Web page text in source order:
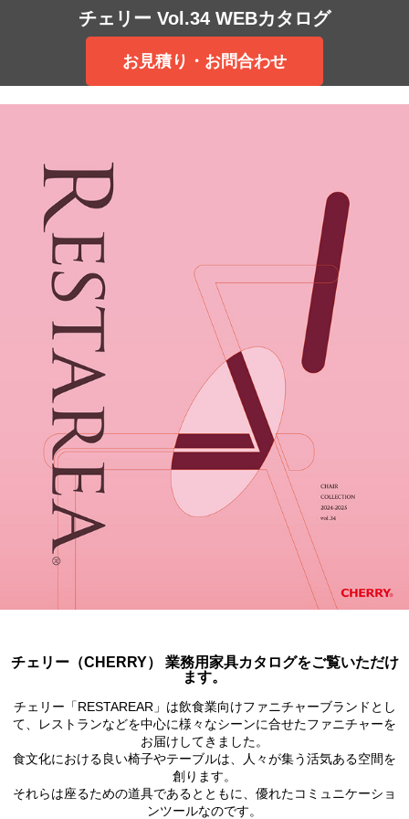
チェリー Vol.34 WEBカタログ
お見積り・お問合わせ
チェリー（CHERRY） 業務用家具カタログをご覧いただけ
ます。
チェリー「RESTAREAR」は飲食業向けファニチャーブランドとし
て、レストランなどを中心に様々なシーンに合せたファニチャーを
お届けしてきました。
食文化における良い椅子やテーブルは、人々が集う活気ある空間を
創ります。
それらは座るための道具であるとともに、優れたコミュニケーショ
ンツールなのです。